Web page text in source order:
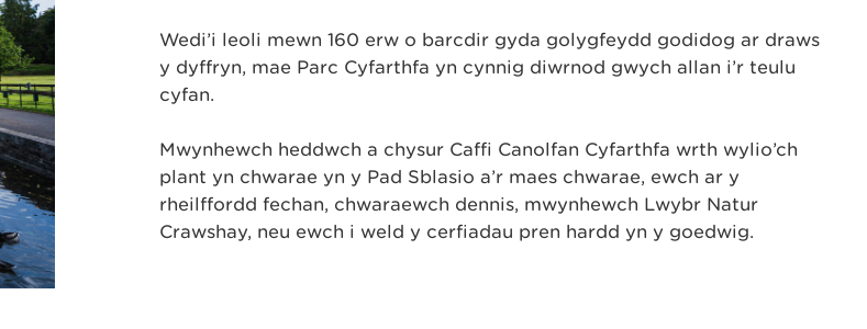
Wedi’i leoli mewn 160 erw o barcdir gyda golygfeydd godidog ar draws
y dyffryn, mae Parc Cyfarthfa yn cynnig diwrnod gwych allan i’r teulu
cyfan.
Mwynhewch heddwch a chysur Caffi Canolfan Cyfarthfa wrth wylio’ch
plant yn chwarae yn y Pad Sblasio a’r maes chwarae, ewch ar y
rheilffordd fechan, chwaraewch dennis, mwynhewch Lwybr Natur
Crawshay, neu ewch i weld y cerfiadau pren hardd yn y goedwig.